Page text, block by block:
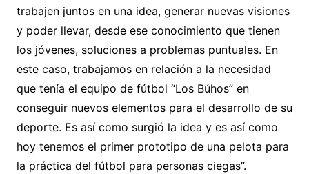
trabajen juntos en una idea, generar nuevas visiones
y poder llevar, desde ese conocimiento que tienen
los jóvenes, soluciones a problemas puntuales. En
este caso, trabajamos en relación a la necesidad
que tenía el equipo de fútbol “Los Búhos” en
conseguir nuevos elementos para el desarrollo de su
deporte. Es así como surgió la idea y es así como
hoy tenemos el primer prototipo de una pelota para
la práctica del fútbol para personas ciegas”.